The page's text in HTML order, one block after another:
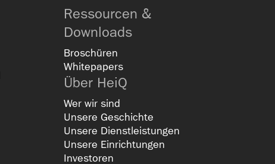
Ressourcen &
Downloads
Broschüren
Whitepapers
Über HeiQ
Wer wir sind
Unsere Geschichte
Unsere Dienstleistungen
Unsere Einrichtungen
Investoren